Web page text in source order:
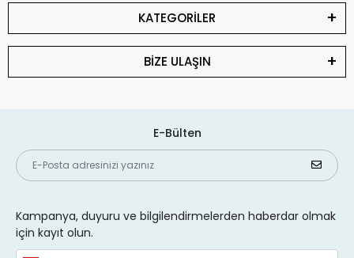
KATEGORİLER
BİZE ULAŞIN
E-Bülten
Kampanya, duyuru ve bilgilendirmelerden haberdar olmak
için kayıt olun.